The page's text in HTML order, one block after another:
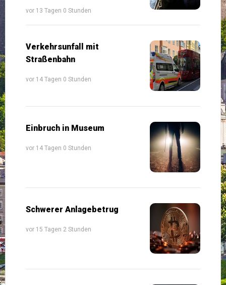
vor 13 Tagen 0 Stunden
Verkehrsunfall mit
Straßenbahn
vor 14 Tagen 0 Stunden
Einbruch in Museum
vor 14 Tagen 0 Stunden
Schwerer Anlagebetrug
vor 15 Tagen 2 Stunden